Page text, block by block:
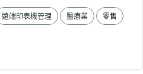
遠端印表機管理 醫療業 零售